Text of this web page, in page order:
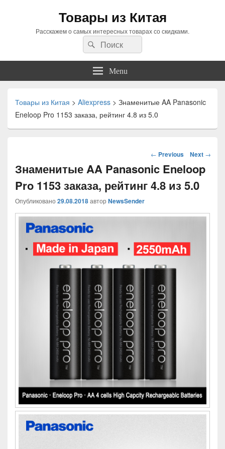
Товары из Китая
Расскажем о самых интересных товарах со скидками.
Search
for:
Search
Menu
Товары из Китая > Aliexpress > Знаменитые AA Panasonic
Eneloop Pro 1153 заказа, рейтинг 4.8 из 5.0
Навигация
по
статьям
← Previous Next →
Знаменитые AA Panasonic Eneloop
Pro 1153 заказа, рейтинг 4.8 из 5.0
Опубликовано 29.08.2018автор NewsSender